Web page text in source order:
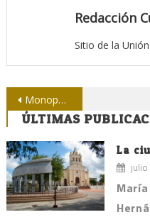
Redacción
Sitio de la
Navegación
de
entradas
Monopolio mediático Clarín, ganador de elecciones presidenciales en Argentina
ÚLTIMAS
La
julio